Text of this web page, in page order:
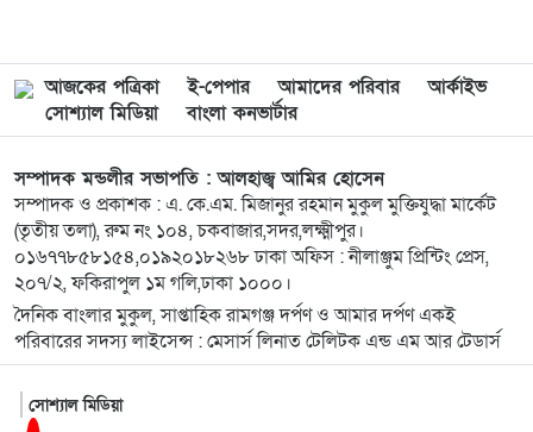
প্রবাসীর বসতঘরের তালা ভেঙে মালামাল লুট, মামলা
নিচ্ছে না পুলিশ
৯
আপত্তি স্থানীয়দের কৃষিজমি-সবুজে ঘেরা প্রকৃতিতে
ইটভাটার প্রস্তুতি!
১০
রামগঞ্জে খাল কচুরিপানা ও ময়লায় পরিপূর্ণ পানি দূষিত
হয়ে ছড়াচ্ছে রোগ
১১
রামগঞ্জে শারীরিক প্রতিবন্ধী মাঝে হুইলচেয়ার ও
সুবিধাবঞ্চিত শিক্ষার্থীদের মাঝে শিক্ষা উপকরণ বিতরণ
১২
আজকের পত্রিকা ই-পেপার আমাদের পরিবার
আর্কাইভ
সোশ্যাল মিডিয়া
বাংলা কনভার্টার
সম্পাদক মন্ডলীর সভাপতি : আলহাজ্ব আমির হোসেন
সম্পাদক ও প্রকাশক : এ. কে.এম. মিজানুর রহমান মুকুল মুক্তিযুদ্ধা মার্কেট
(তৃতীয় তলা), রুম নং ১০৪, চকবাজার,সদর,লক্ষ্মীপুর।
০১৬৭৭৮৫৮১৫৪,০১৯২০১৮২৬৮ ঢাকা অফিস : নীলাঞ্জুম প্রিন্টিং প্রেস,
২০৭/২, ফকিরাপুল ১ম গলি,ঢাকা ১০০০।
দৈনিক বাংলার মুকুল, সাপ্তাহিক রামগঞ্জ দর্পণ ও আমার দর্পণ একই
পরিবারের সদস্য লাইসেন্স : মেসার্স লিনাত টেলিটক এন্ড এম আর টেডার্স
সোশ্যাল মিডিয়া